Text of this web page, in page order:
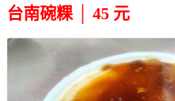
台南碗粿 │ 45 元